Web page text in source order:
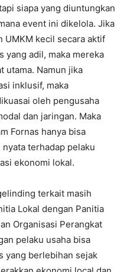
siapa yang diuntungkan
event ini dikelola. Jika
UMKM kecil secara aktif
yang adil, maka mereka
utama. Namun jika
inklusif, maka
oleh pengusaha
dan jaringan. Maka
Fornas hanya bisa
terhadap pelaku
ekonomi lokal.
terkait masih
Lokal dengan Panitia
Organisasi Perangkat
pelaku usaha bisa
yang berlebihan sejak